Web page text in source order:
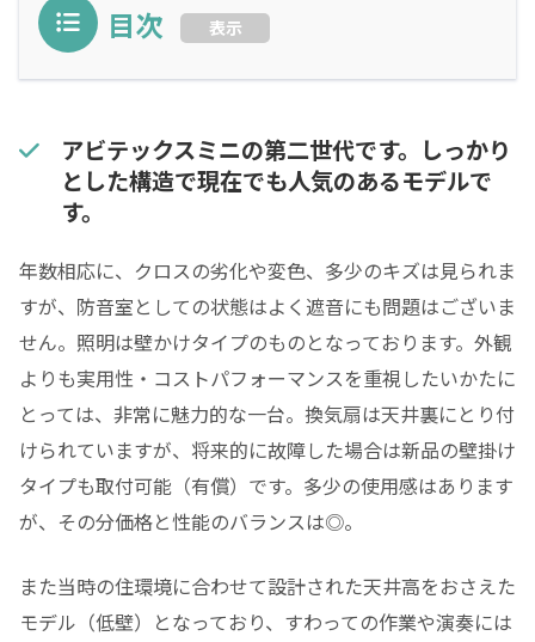
目次 表示
アビテックスミニの第二世代です。しっかり
とした構造で現在でも人気のあるモデルで
す。
年数相応に、クロスの劣化や変色、多少のキズは見られま
すが、防音室としての状態はよく遮音にも問題はございま
せん。照明は壁かけタイプのものとなっております。外観
よりも実用性・コストパフォーマンスを重視したいかたに
とっては、非常に魅力的な一台。換気扇は天井裏にとり付
けられていますが、将来的に故障した場合は新品の壁掛け
タイプも取付可能（有償）です。多少の使用感はあります
が、その分価格と性能のバランスは◎。
また当時の住環境に合わせて設計された天井高をおさえた
モデル（低壁）となっており、すわっての作業や演奏には